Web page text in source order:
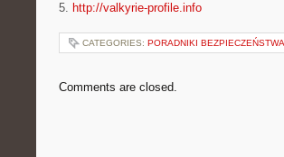
5. http://valkyrie-profile.info
CATEGORIES: PORADNIKI
Comments are closed.